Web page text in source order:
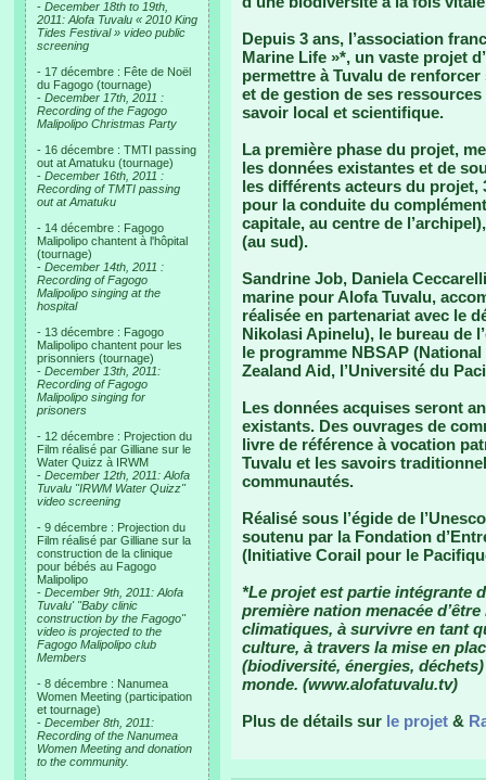
- December 18th to 19th,
2011: Alofa Tuvalu « 2010 King
Tides Festival » video public
screening
- 17 décembre : Fête de Noël
du Fagogo (tournage)
- December 17th, 2011 :
Recording of the Fagogo
Malipolipo Christmas Party
- 16 décembre : TMTI passing
out at Amatuku (tournage)
- December 16th, 2011 :
Recording of TMTI passing
out at Amatuku
- 14 décembre : Fagogo
Malipolipo chantent à l'hôpital
(tournage)
- December 14th, 2011 :
Recording of Fagogo
Malipolipo singing at the
hospital
- 13 décembre : Fagogo
Malipolipo chantent pour les
prisonniers (tournage)
- December 13th, 2011:
Recording of Fagogo
Malipolipo singing for
prisoners
- 12 décembre : Projection du
Film réalisé par Gilliane sur le
Water Quizz à IRWM
- December 12th, 2011: Alofa
Tuvalu "IRWM Water Quizz"
video screening
- 9 décembre : Projection du
Film réalisé par Gilliane sur la
construction de la clinique
pour bébés au Fagogo
Malipolipo
- December 9th, 2011: Alofa
Tuvalu' "Baby clinic
construction by the Fagogo"
video is projected to the
Fagogo Malipolipo club
Members
- 8 décembre : Nanumea
Women Meeting (participation
et tournage)
- December 8th, 2011:
Recording of the Nanumea
Women Meeting and donation
to the community.
Depuis 3 ans, l’association
Marine Life »*, un vaste projet
permettre à Tuvalu de
et de gestion de ses
savoir local et scientifique.
La première phase du projet,
les données existantes et de
les différents acteurs du projet,
pour la conduite du
capitale, au centre de
(au sud).
Sandrine Job, Daniela
marine pour Alofa Tuvalu,
réalisée en partenariat avec le
Nikolasi Apinelu), le bureau de
le programme NBSAP
Zealand Aid, l’Université du
Les données acquises seront
existants. Des ouvrages de
livre de référence à vocation
Tuvalu et les savoirs
communautés.
Réalisé sous l’égide de
soutenu par la Fondation
(Initiative Corail pour le
*Le projet est partie intégrante
première nation menacée
climatiques, à survivre en tant
culture, à travers la mise en
(biodiversité, énergies,
monde. (www.alofatuvalu.tv)
Plus de détails sur le projet &